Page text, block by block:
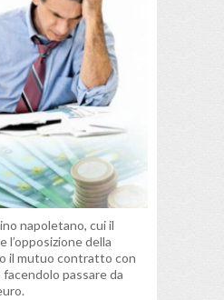
napoletano, cui il
l’opposizione della
il mutuo contratto con
passare da